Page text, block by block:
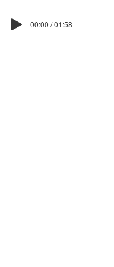
00:00 / 01:58